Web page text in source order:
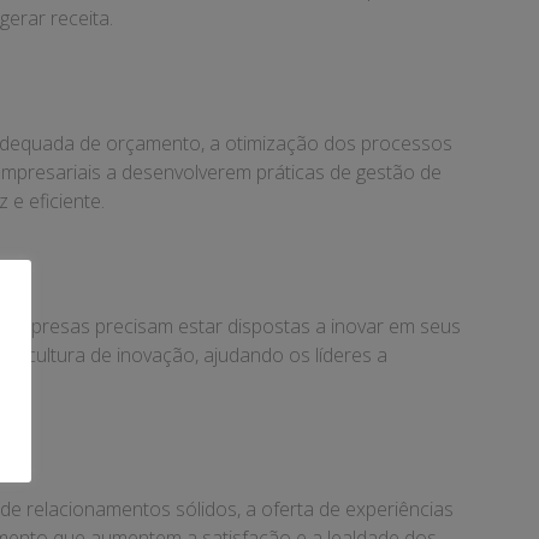
receita.
de orçamento, a otimização dos processos
a desenvolverem práticas de gestão de
e eficiente.
precisam estar dispostas a inovar em seus
cultura de inovação, ajudando os líderes a
relacionamentos sólidos, a oferta de experiências